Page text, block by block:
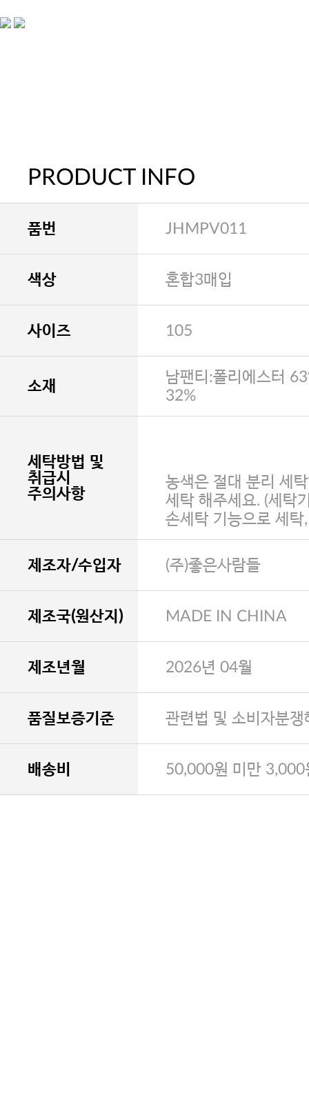
PRODUCT INFO
품번 JHMPV011
색상 혼합3매입
사이즈 105
소재
남팬티:폴리에스터
32%
세탁방법 및
취급시
주의사항
농색은 절대 분리 세
세탁 해주세요. (세탁
손세탁 기능으로 세탁
제조자/수입자 (주)좋은사람들
제조국(원산지) MADE IN CHINA
제조년월 2026년 04월
품질보증기준 관련법 및 소비자분
배송비 50,000원 미만 3,000